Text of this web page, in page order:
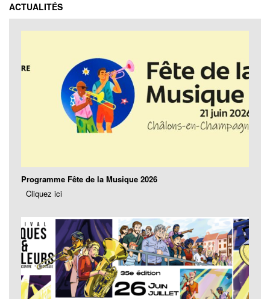
ACTUALITÉS
Programme Fête de la Musique 2026
Cliquez ici